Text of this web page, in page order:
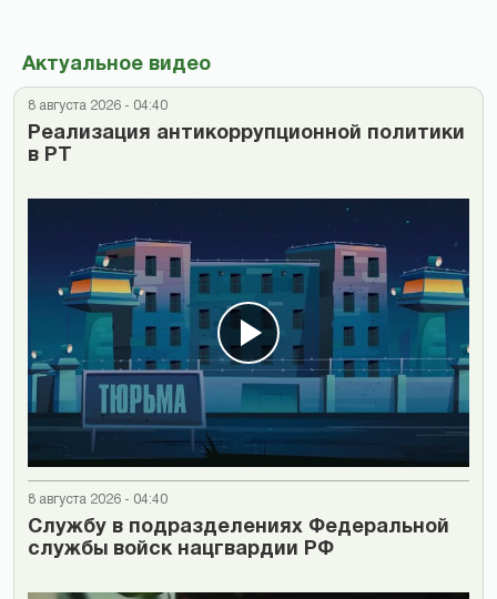
Актуальное видео
8 августа 2026 - 04:40
Реализация антикоррупционной политики
в РТ
8 августа 2026 - 04:40
Cлужбу в подразделениях Федеральной
службы войск нацгвардии РФ